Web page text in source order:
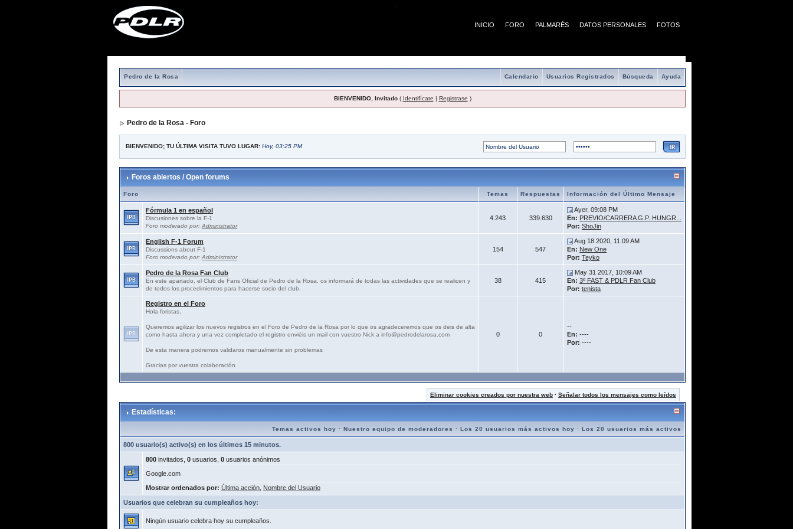
INICIO FORO PALMARÉS DATOS PERSONALES FOTOS
Pedro de la Rosa Ayuda
Búsqueda
Usuarios Registrados
Calendario
BIENVENIDO, Invitado( Identifícate | Registrase )
Pedro de la Rosa - Foro
BIENVENIDO; TU ÚLTIMA VISITA TUVO LUGAR: Hoy, 03:25 PM
Foros abiertos / Open forums
Foro Temas Respuestas Información del Último Mensaje
Fórmula 1 en español
Discusiones sobre la F-1
Foro moderado por: Administrator
4.243 339.630
Ayer, 09:08 PM
En: PREVIO/CARRERA G.P. HUNGR...
Por: ShoJin
English F-1 Forum
Discussions about F-1
Foro moderado por: Administrator
154 547
Aug 18 2020, 11:09 AM
En: New One
Por: Teyko
Pedro de la Rosa Fan Club
En este apartado, el Club de Fans Oficial de Pedro de la Rosa, os informará de todas las actividades que se realicen y
de todos los procedimientos para hacerse socio del club.
38 415
May 31 2017, 10:09 AM
En: 3º FAST & PDLR Fan Club
Por: tenista
Registro en el Foro
Hola foristas,
Queremos agilizar los nuevos registros en el Foro de Pedro de la Rosa por lo que os agradeceremos que os deis de alta
como hasta ahora y una vez completado el registro enviéis un mail con vuestro Nick a info@pedrodelarosa.com
De esta manera podremos validaros manualmente sin problemas
Gracias por vuestra colaboración
0 0
--
En: ----
Por: ----
Eliminar cookies creados por nuestra web · Señalar todos los mensajes como leídos
Estadísticas:
Temas activos hoy · Nuestro equipo de moderadores · Los 20 usuarios más activos hoy · Los 20 usuarios más activos
800 usuario(s) activo(s) en los últimos 15 minutos.
800 invitados, 0 usuarios, 0 usuarios anónimos
Google.com
Mostrar ordenados por: Última acción Nombre del Usuario
Usuarios que celebran su cumpleaños hoy:
Ningún usuario celebra hoy su cumpleaños.